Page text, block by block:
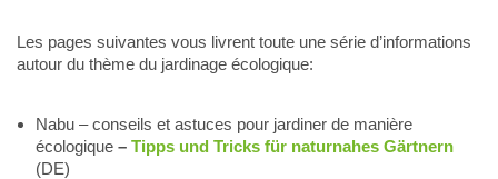
Les pages suivantes vous livrent toute une série d’informations
autour du thème du jardinage écologique:
Nabu – conseils et astuces pour jardiner de manière
écologique – Tipps und Tricks für naturnahes Gärtnern
(DE)